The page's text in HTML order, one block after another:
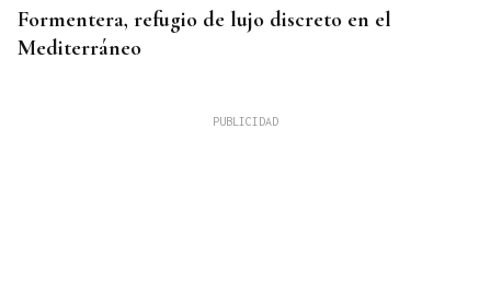
Formentera, refugio de lujo discreto en el
Mediterráneo